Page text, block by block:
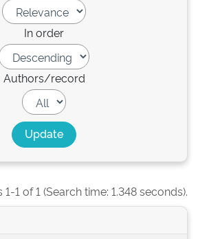
In order
Authors/record
1-1 of 1 (Search time: 1.348 seconds).